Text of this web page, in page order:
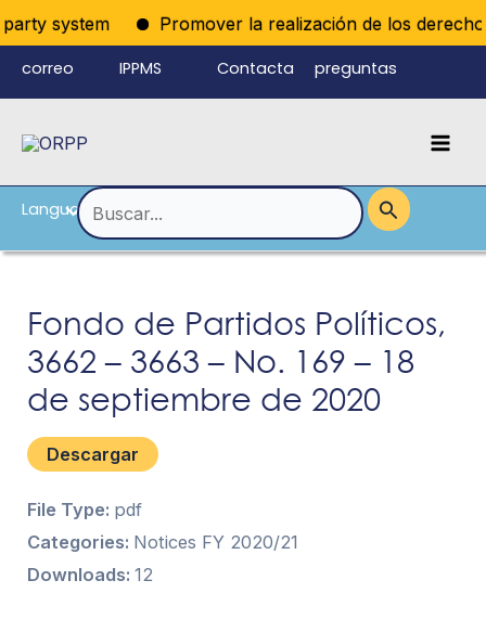
system Promover la realización de los
Ir
al
contenido
correo IPPMS Contacta preguntas
Language
Alternar
Buscar
por:
Fondo de Partidos Políticos,
3662 – 3663 – No. 169 – 18
de septiembre de 2020
Descargar
File Type: pdf
Categories: Notices FY 2020/21
Downloads:12